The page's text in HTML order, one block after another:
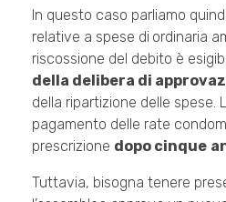
In questo caso parliamo
relative a spese di ordinaria
riscossione del debito è
della delibera di
della ripartizione delle spese.
pagamento delle rate
prescrizione dopo cinque
Tuttavia, bisogna tenere